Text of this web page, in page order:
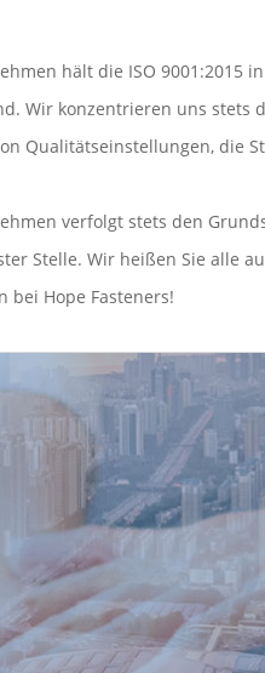
hält die ISO 9001:2015
Wir konzentrieren uns stets
Qualitätseinstellungen, die
verfolgt stets den
Stelle. Wir heißen Sie alle
bei Hope Fasteners!